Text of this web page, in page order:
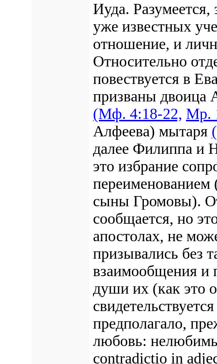
Иуда. Разумеется,
уже известных
отношение, и
Относительно
повествуется в
призваны двоица
(Mф. 4:18-22, Мр.
Алфеева) мытаря
далее Филиппа и
это избрание
сыны Громовы).
сообщается, но
апостолах, не
призывались без
взаимообщения и
души их (как это
предполагало,
любовь:
contradictio in